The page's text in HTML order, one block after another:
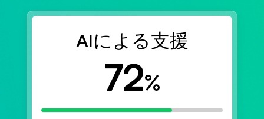
AIによる支援
72%